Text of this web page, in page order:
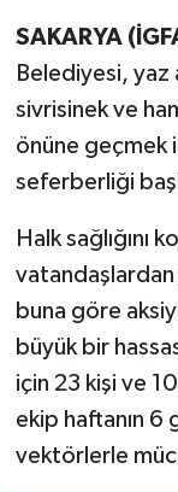
SAKARYA
Belediyesi, yaz
sivrisinek ve
önüne geçmek
seferberliği
Halk sağlığını
buna göre
büyük bir
için 23 kişi ve
ekip haftanın 6
vektörlerle